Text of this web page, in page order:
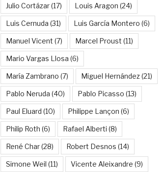
Julio Cortázar(17) Louis Aragon (24)
Luis Cernuda (31) Luis García Montero (6)
Manuel Vicent (7) Marcel Proust (11)
Mario Vargas Llosa (6)
María Zambrano (7) Miguel Hernández(21)
Pablo Neruda (40) Pablo Picasso (13)
Paul Eluard (10) Philippe Lançon (6)
Philip Roth (6) Rafael Alberti (8)
René Char(28) Robert Desnos (14)
Simone Weil (11) Vicente Aleixandre (9)